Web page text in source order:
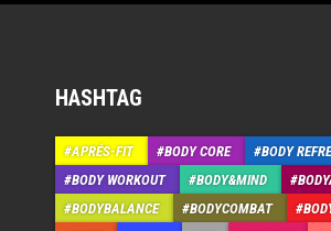
HASHTAG
APRÉS-FIT BODY CORE
BODY
BODY WORKOUT
BODY&MIND
BODYBALANCE
BODYCOMBAT